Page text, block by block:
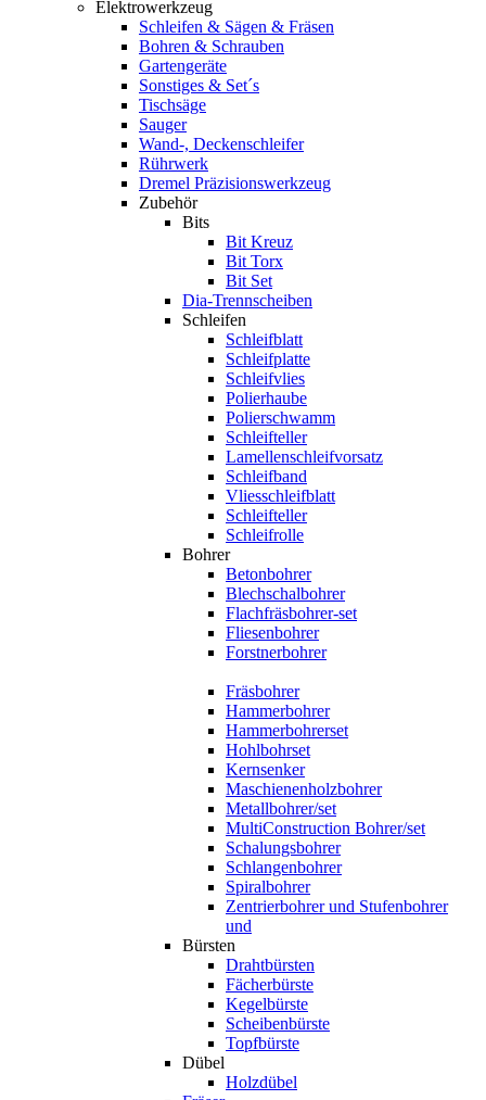
Elektrowerkzeug
Schleifen & Sägen & Fräsen
Bohren & Schrauben
Gartengeräte
Sonstiges & Set´s
Tischsäge
Sauger
Wand-, Deckenschleifer
Rührwerk
Dremel Präzisionswerkzeug
Zubehör
Bits
Bit Kreuz
Bit Torx
Bit Set
Dia-Trennscheiben
Schleifen
Schleifblatt
Schleifplatte
Schleifvlies
Polierhaube
Polierschwamm
Schleifteller
Lamellenschleifvorsatz
Schleifband
Vliesschleifblatt
Schleifteller
Schleifrolle
Bohrer
Betonbohrer
Blechschalbohrer
Flachfräsbohrer-set
Fliesenbohrer
Forstnerbohrer
Fräsbohrer
Hammerbohrer
Hammerbohrerset
Hohlbohrset
Kernsenker
Maschienenholzbohrer
Metallbohrer/set
MultiConstruction Bohrer/set
Schalungsbohrer
Schlangenbohrer
Spiralbohrer
Zentrierbohrer und Stufenbohrer
und
Bürsten
Drahtbürsten
Fächerbürste
Kegelbürste
Scheibenbürste
Topfbürste
Dübel
Holzdübel